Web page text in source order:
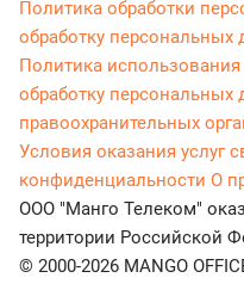
Политика обработки
обработку персональных
Политика
обработку персональных
правоохранительных
Условия оказания услуг
конфиденциальности О
ООО "Манго Телеком"
территории Российской
© 2000-2026 MANGO